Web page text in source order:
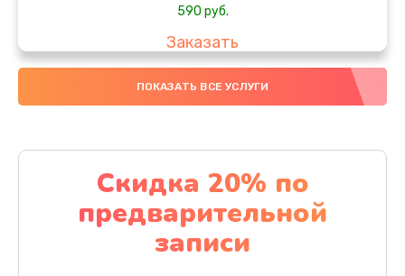
590 руб.
Заказать
Замена стекла
Обновление ПО
890 руб.
Заказать
ПОКАЗАТЬ ВСЕ УСЛУГИ
Скидка 20% по
предварительной
записи